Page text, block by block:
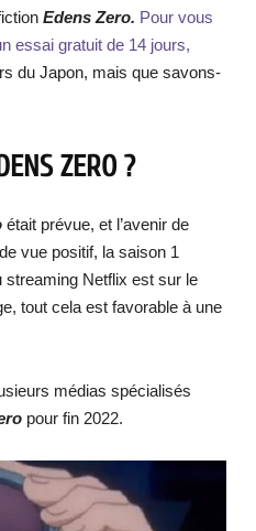
Edens Zero. Pour vous
essai gratuit de 14 jours,
du Japon, mais que savons-
ZERO ?
était prévue, et l’avenir de
vue positif, la saison 1
streaming Netflix est sur le
tout cela est favorable à une
médias spécialisés
pour fin 2022.